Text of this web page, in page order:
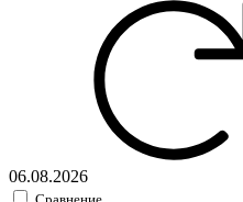
06.08.2026